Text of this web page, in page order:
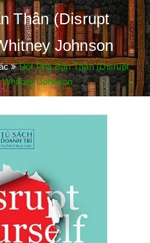
Thân (Disrupt
Johnson
Đột Phá Bản Thân (Disrupt
Johnson